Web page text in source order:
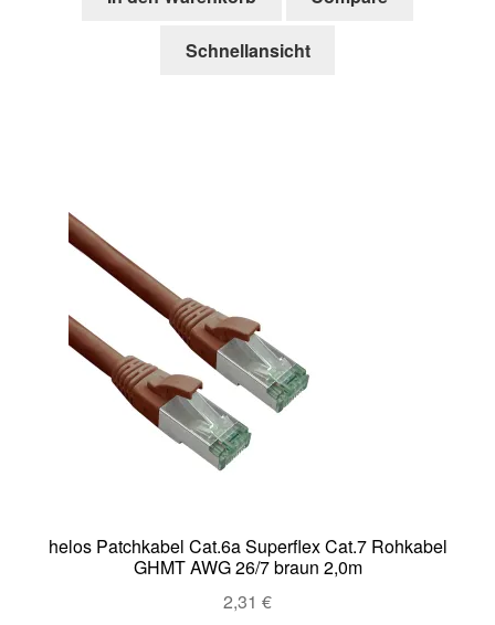
Schnellansicht
helos Patchkabel Cat.6a Superflex Cat.7 Rohkabel
GHMT AWG 26/7 braun 2,0m
2,31 €